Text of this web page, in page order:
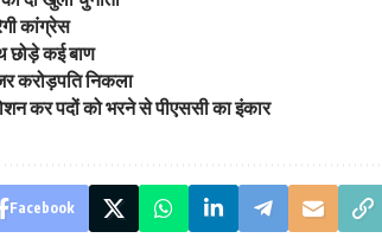
कांग्रेस
छोड़े कई बाण
करोड़पति निकला
कर पदों को भरने से पीएससी का इंकार
Facebook